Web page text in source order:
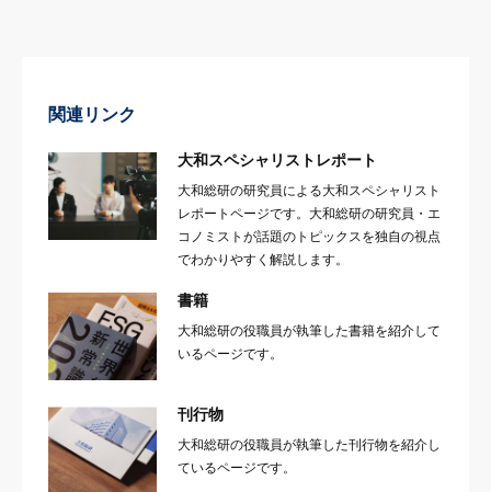
関連リンク
大和スペシャリストレポート
大和総研の研究員による大和スペシャリスト
レポートページです。大和総研の研究員・エ
コノミストが話題のトピックスを独自の視点
でわかりやすく解説します。
書籍
大和総研の役職員が執筆した書籍を紹介して
いるページです。
刊行物
大和総研の役職員が執筆した刊行物を紹介し
ているページです。